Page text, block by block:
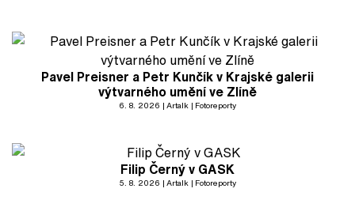
Pavel Preisner a Petr Kunčík v Krajské galerii
výtvarného umění ve Zlíně
6. 8. 2026 Artalk Fotoreporty
Filip Černý v GASK
5. 8. 2026 Artalk Fotoreporty